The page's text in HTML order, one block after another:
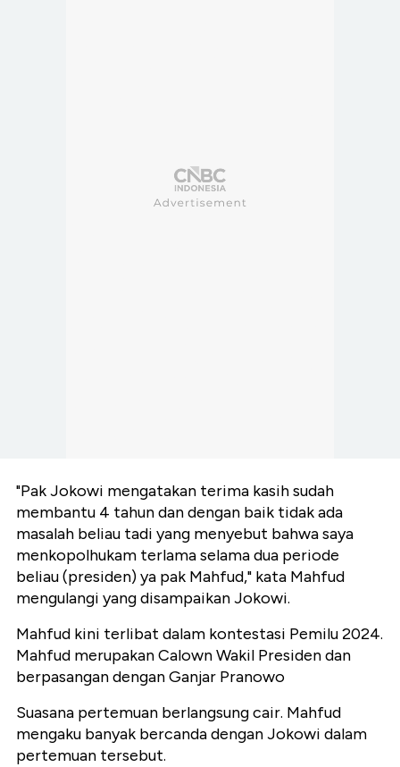
"Pak Jokowi mengatakan terima kasih sudah
membantu 4 tahun dan dengan baik tidak ada
masalah beliau tadi yang menyebut bahwa saya
menkopolhukam terlama selama dua periode
beliau (presiden) ya pak Mahfud," kata Mahfud
mengulangi yang disampaikan Jokowi.
Mahfud kini terlibat dalam kontestasi Pemilu 2024.
Mahfud merupakan Calown Wakil Presiden dan
berpasangan dengan Ganjar Pranowo
Suasana pertemuan berlangsung cair. Mahfud
mengaku banyak bercanda dengan Jokowi dalam
pertemuan tersebut.